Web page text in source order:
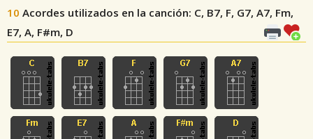
10 Acordes utilizados en la canción: C, B7, F, G7, A7, Fm,
E7, A, F#m, D